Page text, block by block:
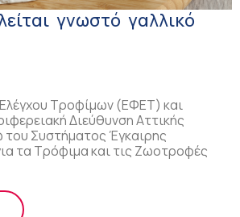
γνωστό γαλλικό
Τροφίμων (ΕΦΕΤ) και
Διεύθυνση Αττικής
Συστήματος Έγκαιρης
τα Τρόφιμα και τις Ζωοτροφές